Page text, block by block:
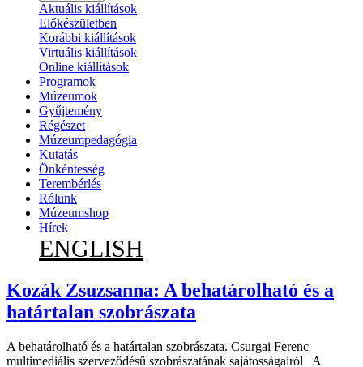
Aktuális kiállítások
Előkészületben
Korábbi kiállítások
Virtuális kiállítások
Online kiállítások
Programok
Múzeumok
Gyűjtemény
Régészet
Múzeumpedagógia
Kutatás
Önkéntesség
Terembérlés
Rólunk
Múzeumshop
Hírek
ENGLISH
Kozák Zsuzsanna: A behatárolható és a
határtalan szobrászata
A behatárolható és a határtalan szobrászata. Csurgai Ferenc
multimediális szerveződésű szobrászatának sajátosságairól A